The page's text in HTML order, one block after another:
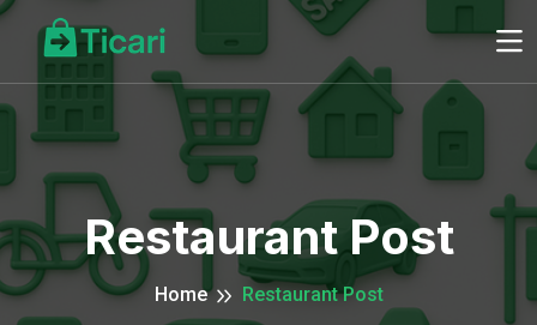
Restaurant Post
Home Restaurant Post